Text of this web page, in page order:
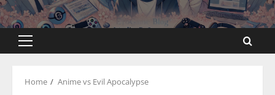
Primary
Home Anime vs Evil Apocalypse